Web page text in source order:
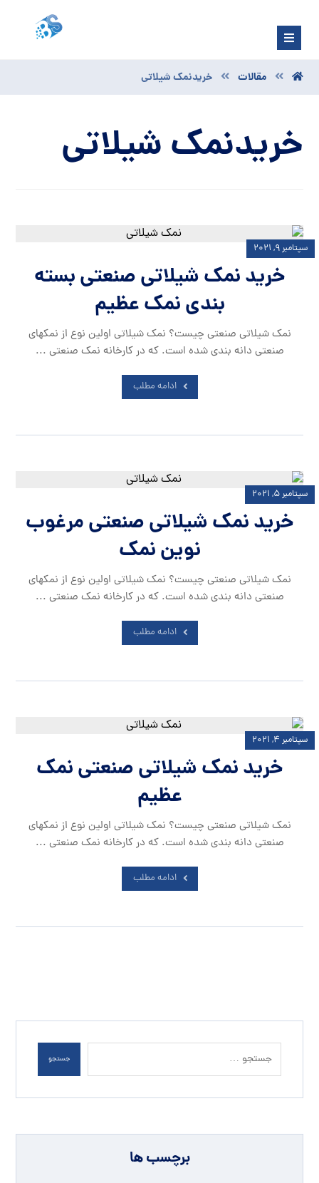
مقالات خریدنمک شیلاتی
خریدنمک شیلاتی
خرید نمک شیلاتی صنعتی بسته
بندی نمک عظیم
سپتامبر ۹, ۲۰۲۱
نمک شیلاتی صنعتی چیست؟ نمک شیلاتی اولین نوع از نمکهای
صنعتی دانه بندی شده است. که در کارخانه نمک صنعتی ...
ادامه مطلب
خرید نمک شیلاتی صنعتی مرغوب
نوین نمک
سپتامبر ۵, ۲۰۲۱
نمک شیلاتی صنعتی چیست؟ نمک شیلاتی اولین نوع از نمکهای
صنعتی دانه بندی شده است. که در کارخانه نمک صنعتی ...
ادامه مطلب
خرید نمک شیلاتی صنعتی نمک
عظیم
سپتامبر ۴, ۲۰۲۱
نمک شیلاتی صنعتی چیست؟ نمک شیلاتی اولین نوع از نمکهای
صنعتی دانه بندی شده است. که در کارخانه نمک صنعتی ...
ادامه مطلب
جستجو
برچسب ها